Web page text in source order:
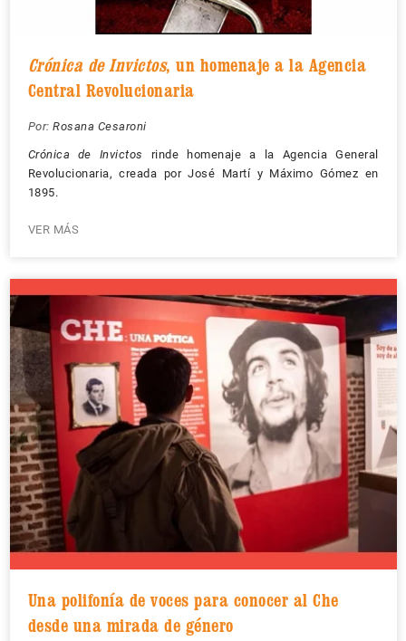
Crónica de Invictos, un homenaje a la Agencia
Central Revolucionaria
Por: Rosana Cesaroni
Crónica de Invictos
rinde homenaje a la Agencia General
Revolucionaria, creada por José Martí y Máximo Gómez en
1895.
VER MÁS
Una polifonía de voces para conocer al Che
desde una mirada de género